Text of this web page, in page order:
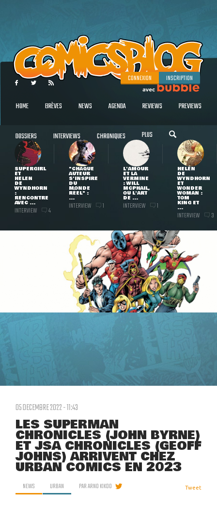
CONNEXION INSCRIPTION
HOME BRÈVES NEWS AGENDA REVIEWS PREVIEWS
DOSSIERS INTERVIEWS CHRONIQUES PLUS
SUPERGIRL
ET
HELEN
DE
WYNDHORN
:
RENCONTRE
AVEC ...
INTERVIEW 4
"CHAQUE
AUTEUR
S'INSPIRE
DU
MONDE
RÉEL" :
...
INTERVIEW 1
L'AMOUR
ET LA
VERMINE
: WILL
MCPHAIL,
OU L'ART
DE ...
INTERVIEW 1
HELEN
DE
WYNDHORN
ET
WONDER
WOMAN :
TOM
KING ET
...
INTERVIEW 3
05 DECEMBRE 2022 - 11:43
LES SUPERMAN
CHRONICLES (JOHN BYRNE)
ET JSA CHRONICLES (GEOFF
JOHNS) ARRIVENT CHEZ
URBAN COMICS EN 2023
NEWS URBAN PARARNO KIKOO Tweet